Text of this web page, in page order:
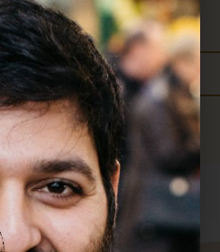
מדיניות משלוחים
עלויות משלוחים
הסרטון, אבל
את